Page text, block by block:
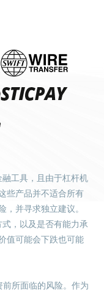
工具，且由于杠杆机
些产品并不适合所有
并寻求独立建议。
，以及是否有能力承
值可能会下跌也可能
所面临的风险。作为